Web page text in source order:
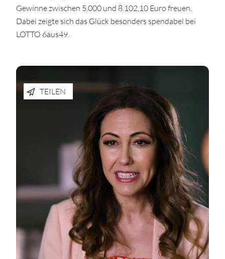
Gewinne zwischen 5.000 und 8.102,10 Euro freuen.
Dabei zeigte sich das Glück besonders spendabel bei
LOTTO 6aus49.
TEILEN